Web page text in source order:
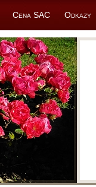
Cena SAC Odkazy